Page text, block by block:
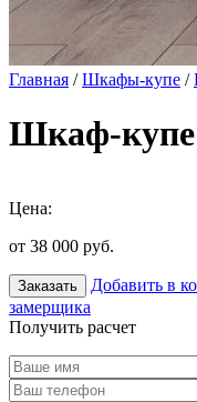
Главная /Шкафы-купе /
Шкаф-купе
Цена:
от 38 000 руб.
Заказать Добавить в
замерщика
Получить расчет